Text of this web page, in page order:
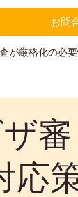
お問
が厳格化の必
審
応